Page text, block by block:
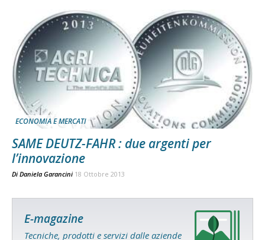
ECONOMIA E MERCATI
SAME DEUTZ-FAHR : due argenti per
l’innovazione
Di Daniela Garancini 18 Ottobre 2013
E-magazine
Tecniche, prodotti e servizi dalle aziende